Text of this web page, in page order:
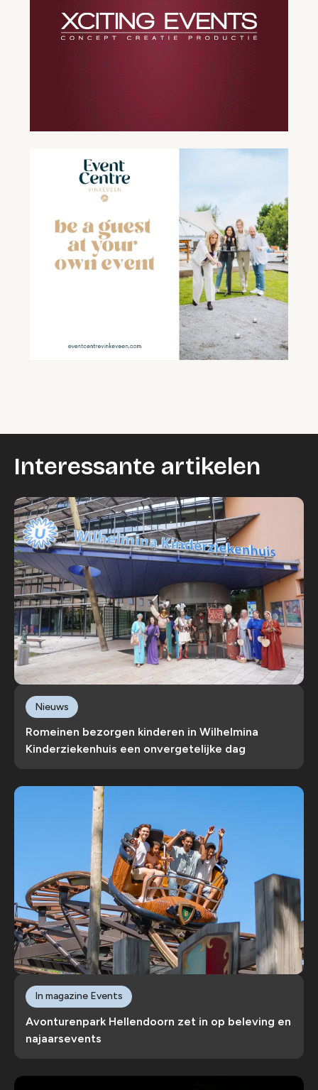
Interessante artikelen
Romeinen bezorgen kinderen in Wilhelmina
Kinderziekenhuis een onvergetelijke dag
Nieuws
Avonturenpark Hellendoorn zet in op beleving en
najaarsevents
In magazine Events